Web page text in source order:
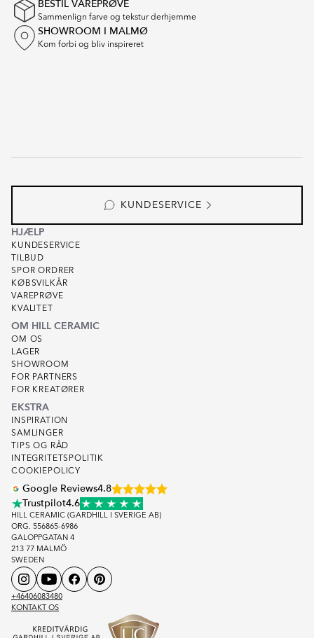
BESTIL VAREPRØVE
Sammenlign farve og tekstur derhjemme
SHOWROOM I MALMØ
Kom forbi og bliv inspireret
KUNDESERVICE
HJÆLP
KUNDESERVICE
TILBUD
SPOR ORDRER
KØBSVILKÅR
VAREPRØVE
KVALITET
OM HILL CERAMIC
OM OS
LAGER
SHOWROOM
FOR PARTNERS
FOR KREATØRER
EKSTRA
INSPIRATION
SAMLINGER
TIPS OG RÅD
INTEGRITETSPOLITIK
COOKIEPOLICY
Google Reviews4.8
Trustpilot4.6
HILL CERAMIC (GARDHILL I SVERIGE AB)
ORG. 556865-6986
GALOPPGATAN 4
213 77 MALMÖ
SWEDEN
+46406083480
KONTAKT OS